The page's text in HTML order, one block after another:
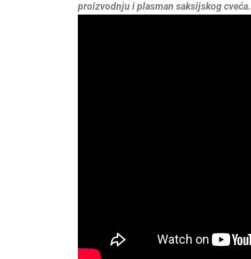
proizvodnju i plasman saksijskog cveća.